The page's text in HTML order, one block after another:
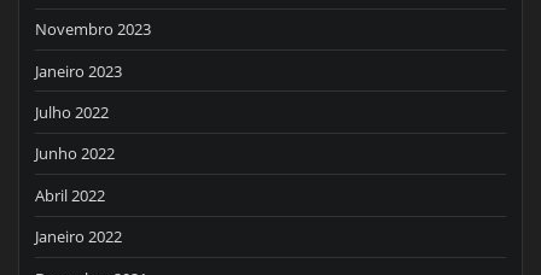
Novembro 2023
Janeiro 2023
Julho 2022
Junho 2022
Abril 2022
Janeiro 2022